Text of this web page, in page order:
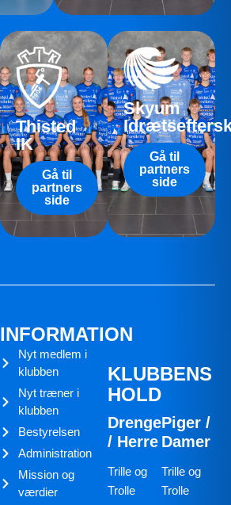
Thisted
IK
Gå til
partners
side
Skyum
Gå til
partners
side
INFORMATION
Nyt medlem i
klubben
Nyt træner i
klubben
Bestyrelsen
Administration
Mission og
værdier
KLUBBENS
HOLD
Drenge
/ Herre
Trille og
Trolle
Piger /
Damer
Trille og
Trolle